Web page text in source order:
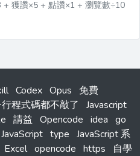
獲讚×5 + 點讚×1 + 瀏覽數÷10
Codex Opus
免費
程式碼都不敲了
Javascript
請益 Opencode idea go
JavaScript type JavaScript 系
Excel opencode https
自學